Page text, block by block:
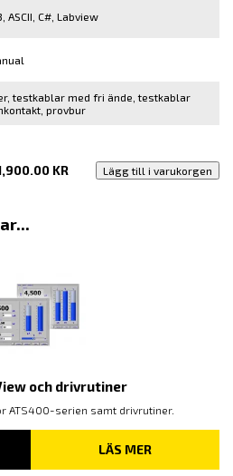
ASCII, C#, Labview
testkablar med fri ände, testkablar
provbur
KR Lägg till i varukorgen
och drivrutiner
ATS400-serien samt drivrutiner.
LÄS MER